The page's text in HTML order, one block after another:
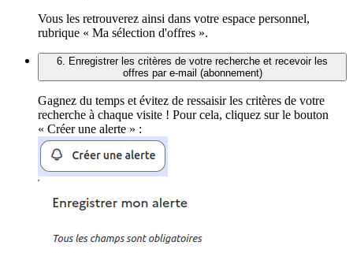
Vous les retrouverez ainsi dans votre espace personnel,
rubrique « Ma sélection d'offres ».
6. Enregistrer les critères de votre recherche et recevoir les
offres par e-mail (abonnement)
Gagnez du temps et évitez de ressaisir les critères de votre
recherche à chaque visite ! Pour cela, cliquez sur le bouton
« Créer une alerte » :